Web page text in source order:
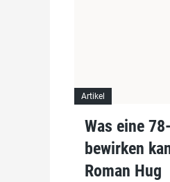
Artikel
Was eine
bewirken
Roman Hug